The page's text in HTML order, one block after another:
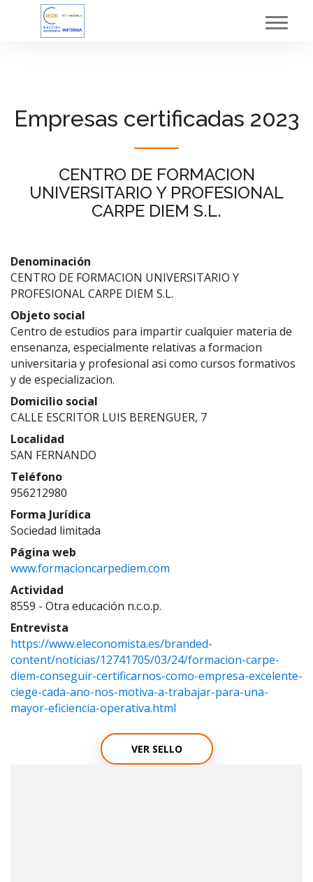
Empresas certificadas 2023
CENTRO DE FORMACION
UNIVERSITARIO Y PROFESIONAL
CARPE DIEM S.L.
Denominación
CENTRO DE FORMACION UNIVERSITARIO Y
PROFESIONAL CARPE DIEM S.L.
Objeto social
Centro de estudios para impartir cualquier materia de
ensenanza, especialmente relativas a formacion
universitaria y profesional asi como cursos formativos
y de especializacion.
Domicilio social
CALLE ESCRITOR LUIS BERENGUER, 7
Localidad
SAN FERNANDO
Teléfono
956212980
Forma Jurídica
Sociedad limitada
Página web
www.formacioncarpediem.com
Actividad
8559 - Otra educación n.c.o.p.
Entrevista
https://www.eleconomista.es/branded-
content/noticias/12741705/03/24/formacion-carpe-
diem-conseguir-certificarnos-como-empresa-excelente-
ciege-cada-ano-nos-motiva-a-trabajar-para-una-
mayor-eficiencia-operativa.html
VER SELLO